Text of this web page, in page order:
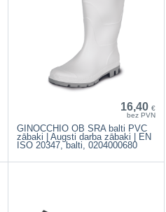
16,40 €
bez PVN
GINOCCHIO OB SRA balti PVC
zābaki | Augsti darba zābaki | EN
ISO 20347, balti, 0204000680